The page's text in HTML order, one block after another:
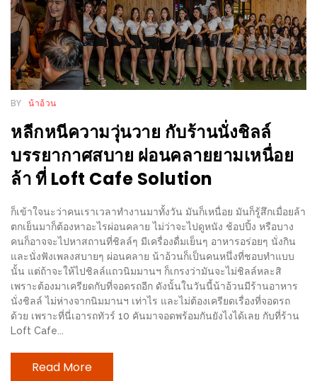
(THE
UP,
RAMA
3)
โดน
ใจ
ภาพ
ปิ๊
งด้วย
HUAWEI
G7
PLUS
สมา
โฟน
ที่
BY น้าอ้วน
หลีกหนีความวุ่นวาย กับร้านนั่งชิลล์
บรรยากาศสบาย ผ่อนคลายยามเหนื่อย
ล้า ที่ Loft Cafe Solution
ก็เข้าใจนะว่าคนเราเวลาทำงานมาทั้งวัน มันก็เหนื่อย มันก็รู้สึกเมื่อยล้า
ตกเย็นมาก็ต้องหาอะไรผ่อนคลาย ไม่ว่าจะไปดูหนัง ช้อปปิ้ง หรือบาง
คนก็อาจจะไปหาสถานที่ชิลล์ๆ มีเครื่องดื่มเย็นๆ อาหารอร่อยๆ นั่งกิน
และนั่งฟังเพลงสบายๆ ผ่อนคลาย น้าอ้วนก็เป็นคนหนึ่งที่ชอบทำแบบ
นั้น แต่ถ้าจะให้ไปชิลล์แถวนิมมานฯ ก็เกรงว่ามันจะไม่ชิลล์หละสิ
เพราะต้องมาเครียดกับที่จอดรถอีก ดังนั้นในวันนี้น้าอ้วนมีร้านอาหาร
นั่งชิลล์ ไม่ห่างจากนิมมานฯ เท่าไร และไม่ต้องเครียดเรื่องที่จอดรถ
ด้วย เพราะที่นี่เอารถทัวร์ 10 คันมาจอดพร้อมกันยังไงได้เลย กับที่ร้าน
Loft Cafe...
Read More